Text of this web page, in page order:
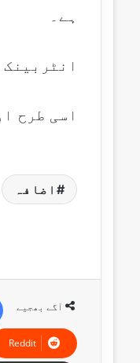
ہے۔
انٹربینک میں ڈالر کا
اسی طرح اوپن
اضافہ
آگے بھجیے
Reddit